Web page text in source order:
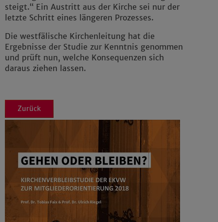
steigt.“ Ein Austritt aus der Kirche sei nur der
letzte Schritt eines längeren Prozesses.
Die westfälische Kirchenleitung hat die
Ergebnisse der Studie zur Kenntnis genommen
und prüft nun, welche Konsequenzen sich
daraus ziehen lassen.
Zurück
Impressum Datenschutz